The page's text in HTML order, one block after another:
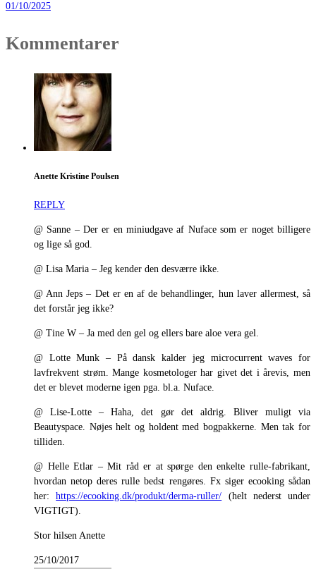
01/10/2025
Kommentarer
Anette Kristine Poulsen
REPLY
@ Sanne – Der er en miniudgave af Nuface som er noget billigere
og lige så god.
@ Lisa Maria – Jeg kender den desværre ikke.
@ Ann Jeps – Det er en af de behandlinger, hun laver allermest, så
det forstår jeg ikke?
@ Tine W – Ja med den gel og ellers bare aloe vera gel.
@ Lotte Munk – På dansk kalder jeg microcurrent waves for
lavfrekvent strøm. Mange kosmetologer har givet det i årevis, men
det er blevet moderne igen pga. bl.a. Nuface.
@ Lise-Lotte – Haha, det gør det aldrig. Bliver muligt via
Beautyspace. Nøjes helt og holdent med bogpakkerne. Men tak for
tilliden.
@ Helle Etlar – Mit råd er at spørge den enkelte rulle-fabrikant,
hvordan netop deres rulle bedst rengøres. Fx siger ecooking sådan
her:https://ecooking.dk/produkt/derma-ruller/ (helt nederst under
VIGTIGT).
Stor hilsen Anette
25/10/2017